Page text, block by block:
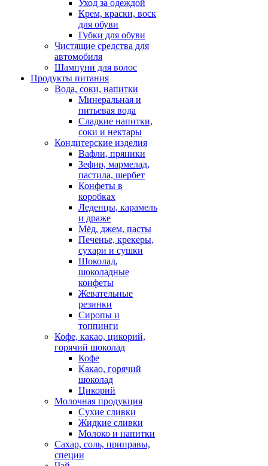
Уход за одеждой
Крем, краски, воск
для обуви
Губки для обуви
Чистящие средства для
автомобиля
Шампуни для волос
Продукты питания
Вода, соки, напитки
Минеральная и
питьевая вода
Сладкие напитки,
соки и нектары
Кондитерские изделия
Вафли, пряники
Зефир, мармелад,
пастила, шербет
Конфеты в
коробках
Леденцы, карамель
и драже
Мёд, джем, пасты
Печенье, крекеры,
сухари и сушки
Шоколад,
шоколадные
конфеты
Жевательные
резинки
Сиропы и
топпинги
Кофе, какао, цикорий,
горячий шоколад
Кофе
Какао, горячий
шоколад
Цикорий
Молочная продукция
Сухие сливки
Жидкие сливки
Молоко и напитки
Сахар, соль, приправы,
специи